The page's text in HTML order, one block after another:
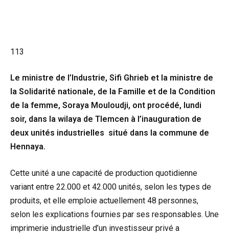
113
Le ministre de l’Industrie, Sifi Ghrieb et la ministre de
la Solidarité nationale, de la Famille et de la Condition
de la femme, Soraya Mouloudji, ont procédé, lundi
soir, dans la wilaya de Tlemcen à l’inauguration de
deux unités industrielles situé dans la commune de
Hennaya.
Cette unité a une capacité de production quotidienne
variant entre 22.000 et 42.000 unités, selon les types de
produits, et elle emploie actuellement 48 personnes,
selon les explications fournies par ses responsables. Une
imprimerie industrielle d’un investisseur privé a